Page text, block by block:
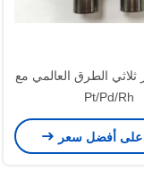
الطرق العالمي مع
Pt/Pd/Rh
أفضل سعر